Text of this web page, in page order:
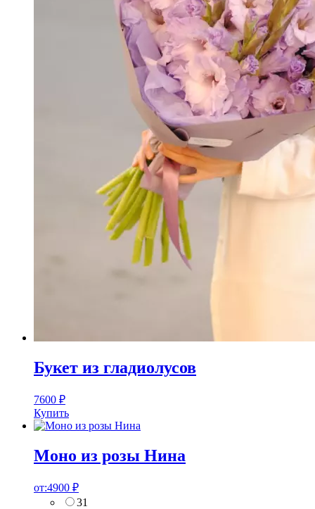
Букет из гладиолусов
7600 ₽
Купить
Моно из розы Нина
от:4900 ₽
31